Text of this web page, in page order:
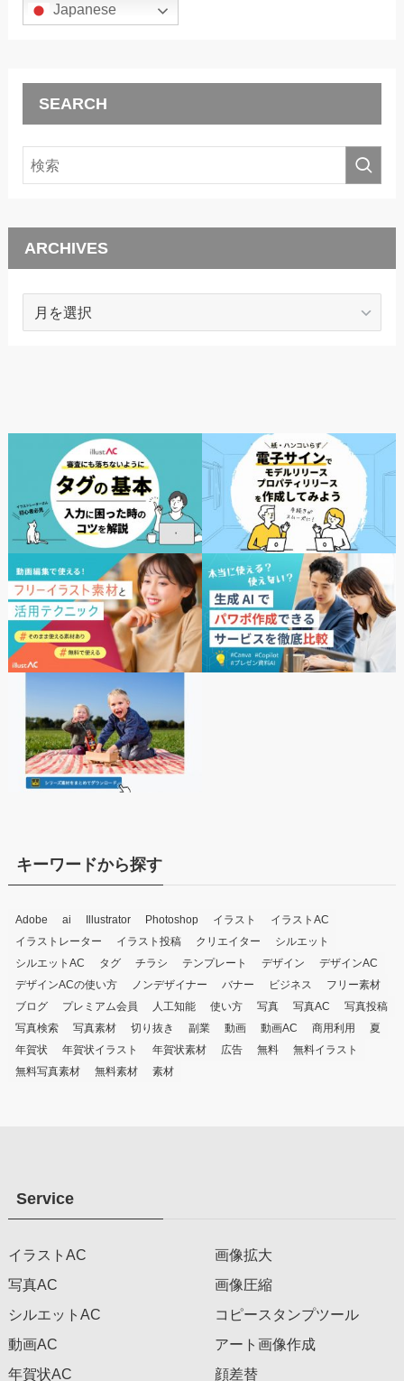
Japanese
SEARCH
ARCHIVES
ARCHIVES
キーワードから探す
Adobe ai Illustrator Photoshop イラスト
イラストAC
イラストレーター
イラスト投稿 クリエイター
シルエット
シルエットAC
タグ チラシ テンプレート デザイン
デザインAC
デザインACの使い方
ノンデザイナー バナー ビジネス
フリー素材
ブログ
プレミアム会員 人工知能 使い方 写真 写真AC
写真投稿
写真検索
写真素材 切り抜き 副業 動画 動画AC 商用利用
夏
年賀状
年賀状イラスト 年賀状素材 広告 無料
無料イラスト
無料写真素材
無料素材 素材
Service
イラストAC
写真AC
シルエットAC
動画AC
年賀状AC
画像拡大
画像圧縮
コピースタンプツール
アート画像作成
顔差替